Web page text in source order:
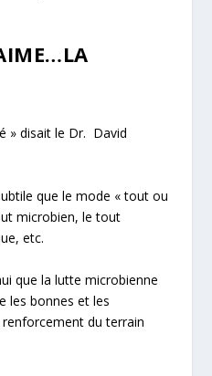
» disait le Dr. David
que le mode « tout ou
microbien, le tout
etc.
que la lutte microbienne
les bonnes et les
du terrain